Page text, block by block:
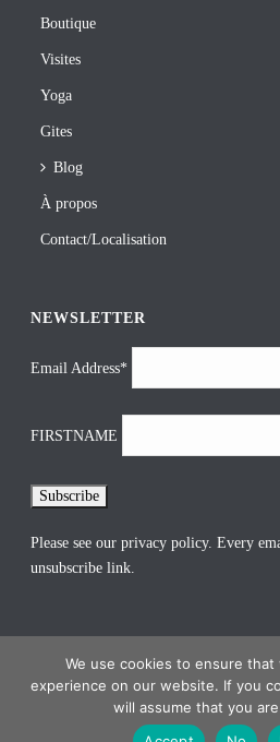
Boutique
Visites
Yoga
Gites
Blog
À propos
Contact/Localisation
NEWSLETTER
Email Address*
FIRSTNAME
Please see ourprivacy policy. Every
unsubscribe link.
We use cookies to ensure
experience on our website. If you
will assume that you